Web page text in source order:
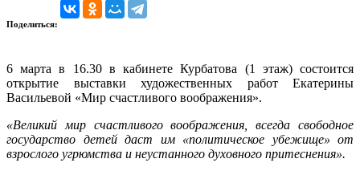
Поделиться:
6 марта в 16.30 в кабинете Курбатова (1 этаж) состоится
открытие выставки художественных работ Екатерины
Васильевой «Мир счастливого воображения».
«Великий мир счастливого воображения, всегда свободное
государство детей даст им «политическое убежище» от
взрослого угрюмства и неустанного духовного притеснения».